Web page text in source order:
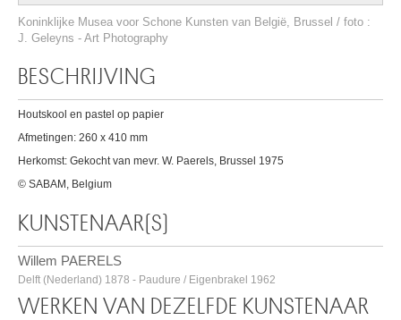
Koninklijke Musea voor Schone Kunsten van België, Brussel / foto :
J. Geleyns - Art Photography
BESCHRIJVING
Houtskool en pastel op papier
Afmetingen: 260 x 410 mm
Herkomst: Gekocht van mevr. W. Paerels, Brussel 1975
© SABAM, Belgium
KUNSTENAAR(S)
Willem PAERELS
Delft (Nederland) 1878 - Paudure / Eigenbrakel 1962
WERKEN VAN DEZELFDE KUNSTENAAR